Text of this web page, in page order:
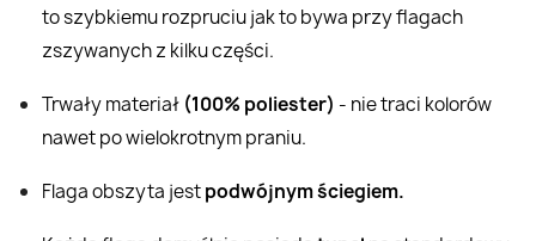
to szybkiemu rozpruciu jak to bywa przy flagach
zszywanych z kilku części.
Trwały materiał (100% poliester) - nie traci kolorów
nawet po wielokrotnym praniu.
Flaga obszyta jestpodwójnym ściegiem.